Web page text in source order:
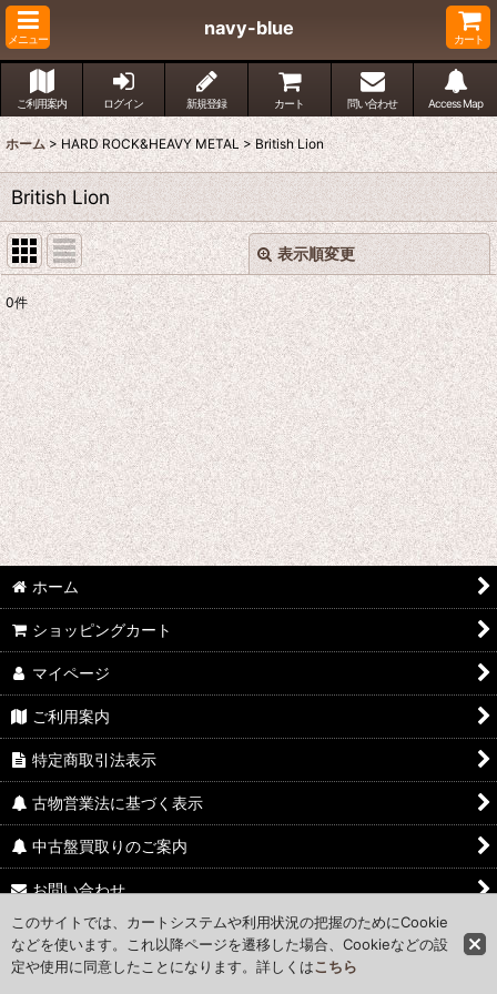
メニュー
navy-blue
カート
ご利用案内 ログイン 新規登録 カート 問い合わせ Access Map
ホーム > HARD ROCK&HEAVY METAL > British Lion
British Lion
表示順変更
表示数:
並び順:
絞り込む
閉じる
0件
ホーム
ショッピングカート
マイページ
ご利用案内
特定商取引法表示
古物営業法に基づく表示
中古盤買取りのご案内
お問い合わせ
Access Map
このサイトでは、カートシステムや利用状況の把握のためにCookie
などを使います。これ以降ページを遷移した場合、Cookieなどの設
定や使用に同意したことになります。詳しくはこちら